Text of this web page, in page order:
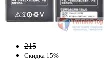
215
Скидка 15%